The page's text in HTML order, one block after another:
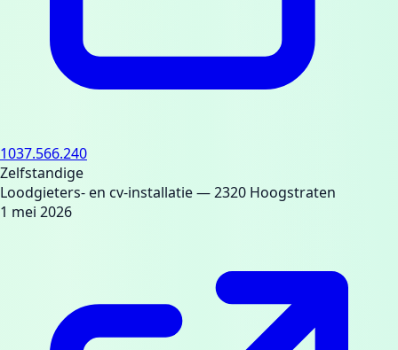
1037.566.240
Zelfstandige
Loodgieters- en cv-installatie— 2320 Hoogstraten
1 mei 2026